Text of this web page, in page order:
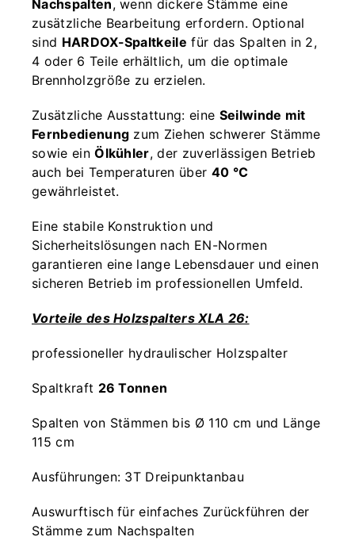
Nachspalten, wenn dickere Stämme eine
zusätzliche Bearbeitung erfordern. Optional
sind HARDOX-Spaltkeile für das Spalten in 2,
4 oder 6 Teile erhältlich, um die optimale
Brennholzgröße zu erzielen.
Zusätzliche Ausstattung: eine Seilwinde mit
Fernbedienung zum Ziehen schwerer Stämme
sowie einÖlkühler, der zuverlässigen Betrieb
auch bei Temperaturen über 40 °C
gewährleistet.
Eine stabile Konstruktion und
Sicherheitslösungen nach EN-Normen
garantieren eine lange Lebensdauer und einen
sicheren Betrieb im professionellen Umfeld.
Vorteile des Holzspalters XLA 26:
professioneller hydraulischer Holzspalter
Spaltkraft 26 Tonnen
Spalten von Stämmen bis Ø 110 cm und Länge
115 cm
Ausführungen: 3T Dreipunktanbau
Auswurftisch für einfaches Zurückführen der
Stämme zum Nachspalten